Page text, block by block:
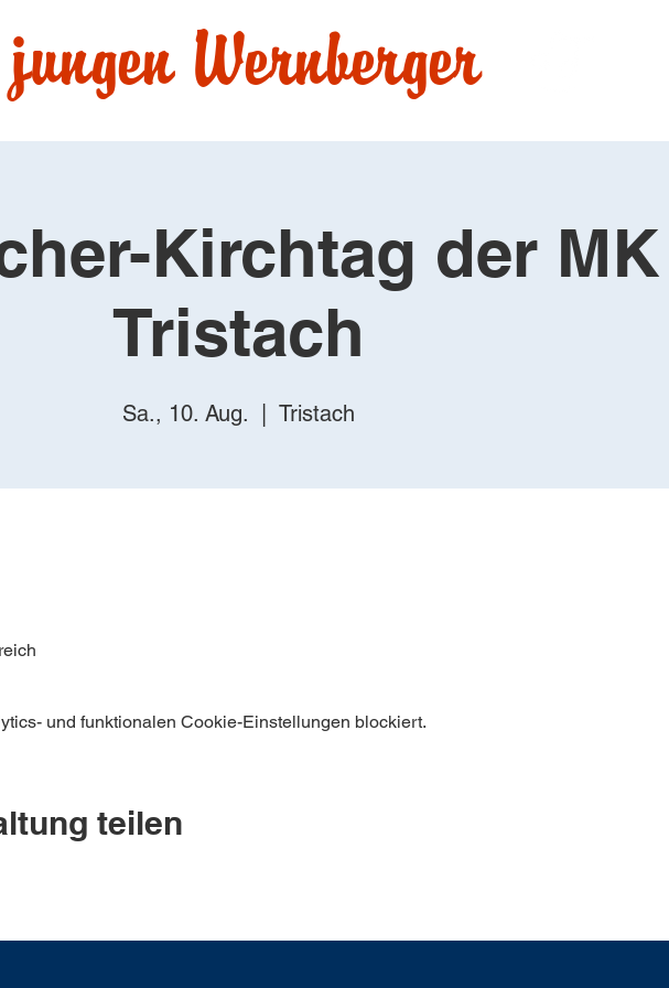
Wernberger
Kirchtag der MK
Tristach
Sa., 10. Aug. Tristach
und funktionalen Cookie-Einstellungen blockiert.
teilen